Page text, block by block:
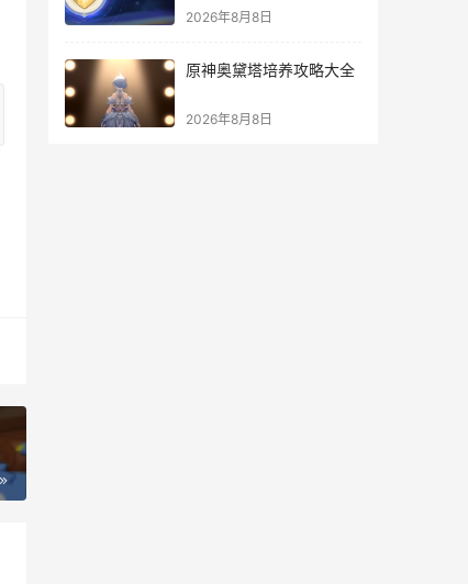
2026年8月8日
原神奥黛塔培养攻略大全
2026年8月8日